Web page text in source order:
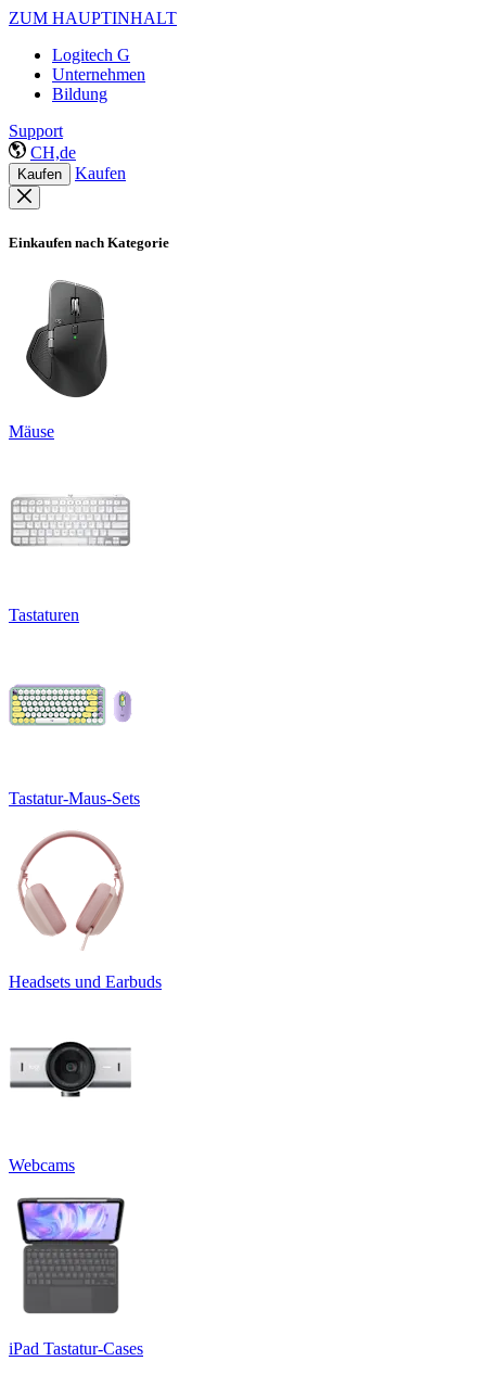
ZUM HAUPTINHALT
Logitech G
Unternehmen
Bildung
Support
CH,de
Kaufen Kaufen
Einkaufen nach Kategorie
Mäuse
Tastaturen
Tastatur-Maus-Sets
Headsets und Earbuds
Webcams
iPad Tastatur-Cases